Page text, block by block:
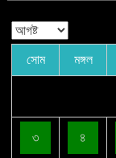
সোম মঙ্গল
৩ ৪